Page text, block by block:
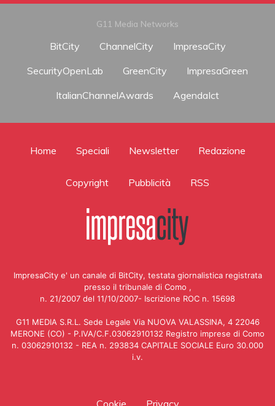
G11 Media Networks
BitCity ChannelCity
ImpresaCity
SecurityOpenLab
GreenCity
ImpresaGreen
ItalianChannelAwards
AgendaIct
Home Speciali Newsletter Redazione
Copyright Pubblicità RSS
ImpresaCity e' un canale di BitCity, testata giornalistica registrata
presso il tribunale di Como ,
n. 21/2007 del 11/10/2007- Iscrizione ROC n. 15698
G11 MEDIA S.R.L. Sede Legale Via NUOVA VALASSINA, 4 22046
MERONE (CO) - P.IVA/C.F.03062910132 Registro imprese di Como
n. 03062910132 - REA n. 293834 CAPITALE SOCIALE Euro 30.000
i.v.
Cookie Privacy